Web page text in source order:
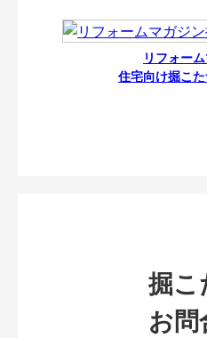
リフォー
住宅向け掘こ
掘こ
お問